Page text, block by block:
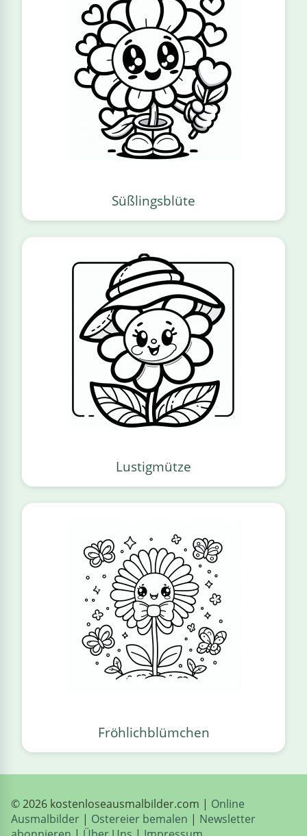
Süßlingsblüte
Lustigmütze
Fröhlichblümchen
© 2026 kostenloseausmalbilder.com | Online
Ausmalbilder | Ostereier bemalen | Newsletter